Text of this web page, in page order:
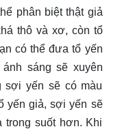
phân biệt thật giả
thô và xơ, còn tổ
có thể đưa tổ yến
sáng sẽ xuyên
sợi yến sẽ có màu
yến giả, sợi yến sẽ
trong suốt hơn. Khi